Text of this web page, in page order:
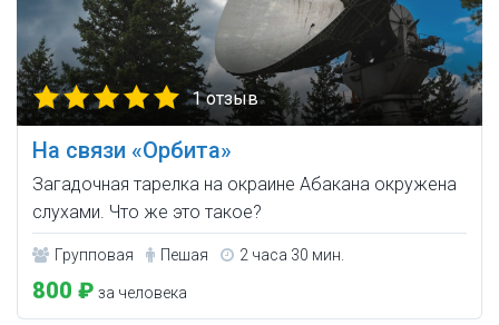
1 отзыв
На связи «Орбита»
Загадочная тарелка на окраине Абакана окружена
слухами. Что же это такое?
Групповая Пешая 2 часа 30 мин.
800 ₽ за человека